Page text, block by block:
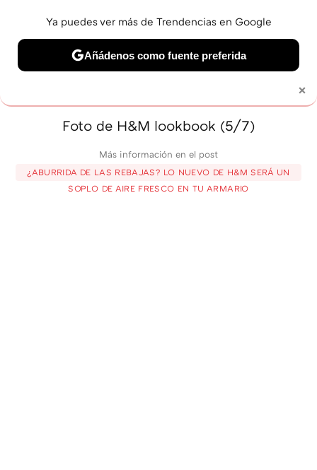
BELLEZA SHOPPING VIAJES GASTRO SNEAKERS
Foto de H&M lookbook (5/7)
Más información en el post
¿ABURRIDA DE LAS REBAJAS? LO NUEVO DE H&M SERÁ UN
SOPLO DE AIRE FRESCO EN TU ARMARIO
×
Ya puedes ver más de Trendencias en Google
Añádenos como fuente preferida